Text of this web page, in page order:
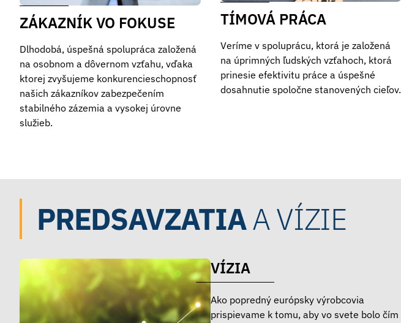
ZÁKAZNÍK VO FOKUSE
Dlhodobá, úspešná spolupráca založená
na osobnom a dôvernom vzťahu, vďaka
ktorej zvyšujeme konkurencieschopnosť
našich zákazníkov zabezpečením
stabilného zázemia a vysokej úrovne
služieb.
TÍMOVÁ PRÁCA
Veríme v spoluprácu, ktorá je založená
na úprimných ľudských vzťahoch, ktorá
prinesie efektivitu práce a úspešné
dosahnutie spoločne stanovených cieľov.
PREDSAVZATIAA VÍZIE
VÍZIA
Ako popredný európsky výrobcovia
prispievame k tomu, aby vo svete bolo čím